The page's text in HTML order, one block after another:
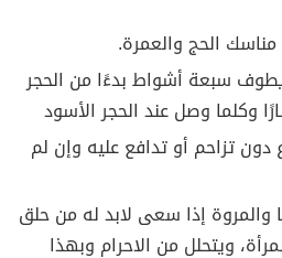
الحج والعمرة.
سبعة أشواط بدءًا من الحجر
وكلما وصل عند الحجر الأسود
دون تزاحم أو تدافع عليه وإن لم
والمروة إذا سعى لابد له من حلق
ويتحلل من الاحرام وبهذا